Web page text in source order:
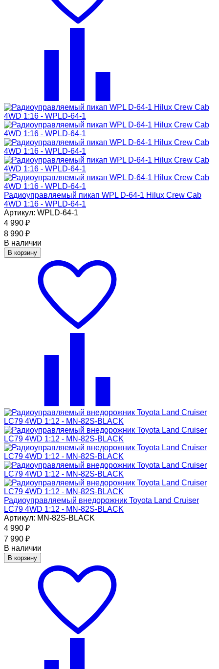
Радиоуправляемый пикап WPL D-64-1 Hilux Crew Cab
4WD 1:16 - WPLD-64-1
Артикул: WPLD-64-1
4 990 ₽
8 990 ₽
В наличии
В корзину
Радиоуправляемый внедорожник Toyota Land Cruiser
LC79 4WD 1:12 - MN-82S-BLACK
Артикул: MN-82S-BLACK
4 990 ₽
7 990 ₽
В наличии
В корзину